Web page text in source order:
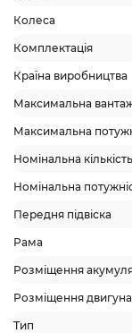
Колеса
Комплектація
Країна виробництва
Максимальна
Максимальна
Номінальна
Номінальна
Передня підвіска
Рама
Розміщення
Розміщення двигуна
Тип